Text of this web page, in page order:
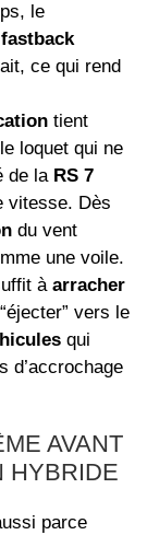
le
fastback
ce qui rend
tient
loquet qui ne
de la RS 7
vitesse. Dès
du vent
une voile.
à arracher
vers le
qui
d’accrochage
AVANT
HYBRIDE
parce